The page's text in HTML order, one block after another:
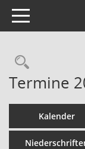
Toggle navigation
Termine
Kalender